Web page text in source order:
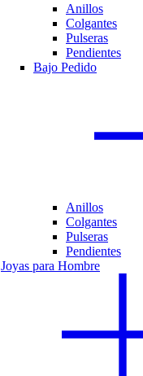
Anillos
Colgantes
Pulseras
Pendientes
Bajo Pedido
Anillos
Colgantes
Pulseras
Pendientes
Joyas para Hombre